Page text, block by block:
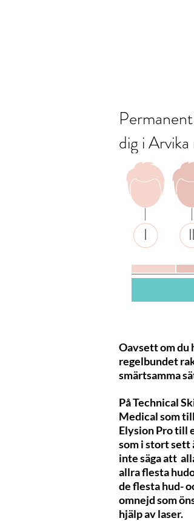
dig i
Oavsett om du
regelbundet
smärtsamma
På Technical
Medical som
Elysion Pro till
som i stort sett
inte säga att
allra flesta
de flesta hud-
omnejd som
hjälp av laser.